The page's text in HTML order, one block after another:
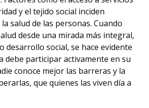
y el tejido social inciden
salud de las personas. Cuando
desde una mirada más integral,
desarrollo social, se hace evidente
debe participar activamente en su
conoce mejor las barreras y la
que quienes las viven día a